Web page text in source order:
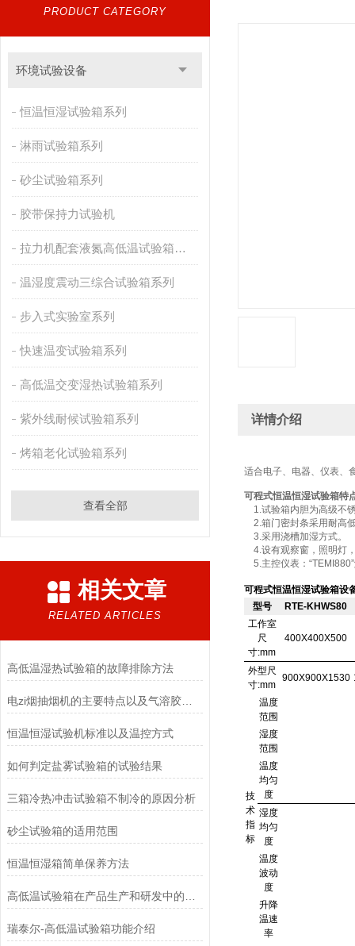
PRODUCT CATEGORY
环境试验设备
恒温恒湿试验箱系列
淋雨试验箱系列
砂尘试验箱系列
胶带保持力试验机
拉力机配套液氮高低温试验箱系列
温湿度震动三综合试验箱系列
步入式实验室系列
快速温变试验箱系列
高低温交变湿热试验箱系列
紫外线耐候试验箱系列
烤箱老化试验箱系列
查看全部
相关文章
RELATED ARTICLES
高低温湿热试验箱的故障排除方法
电zi烟抽烟机的主要特点以及气溶胶捕集量的测定要求
恒温恒湿试验机标准以及温控方式
如何判定盐雾试验箱的试验结果
三箱冷热冲击试验箱不制冷的原因分析
砂尘试验箱的适用范围
恒温恒湿箱简单保养方法
瑞泰尔-高低温试验箱功能介绍
详情介绍
适合电子、电器、仪表、
可程式恒温恒湿试验箱特
1.试验箱内胆为高级不
2.箱门密封条采用耐高
3.采用浇槽加湿方式。
4.设有观察窗，照明灯
5.主控仪表：
可程式恒温恒湿试验箱设
型号
RTE-KHWS80
工作室
尺
寸:mm
400X400X500
外型尺
寸:mm
900X900X1530
技
术
指
标
温度
范围
湿度
范围
温度
均匀
度
湿度
均匀
度
温度
波动
度
升降
温速
率